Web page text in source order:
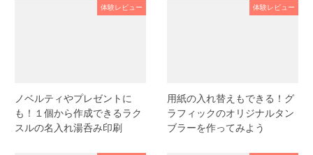
体験レビュー
ノベルティやプレゼントに
も！１個から作成できるラク
スルの名入れ湯呑み印刷
体験レビュー
用紙の入れ替えもできる！グ
ラフィックのオリジナルタン
ブラーを作ってみよう